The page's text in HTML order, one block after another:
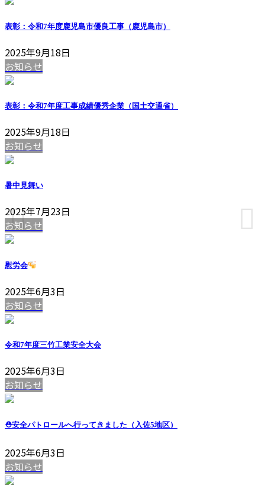
表彰：令和7年度鹿児島市優良工事（鹿児島市）
2025年9月18日
お知らせ
表彰：令和7年度工事成績優秀企業（国土交通省）
2025年9月18日
お知らせ
暑中見舞い
2025年7月23日
お知らせ
慰労会
2025年6月3日
お知らせ
令和7年度三竹工業安全大会
2025年6月3日
お知らせ
⛑安全パトロールへ行ってきました（入佐5地区）
2025年6月3日
お知らせ